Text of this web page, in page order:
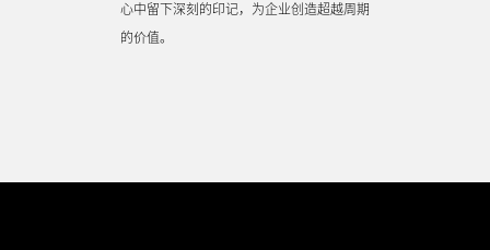
心中留下深刻的印记，为企业创造超越周期
的价值。